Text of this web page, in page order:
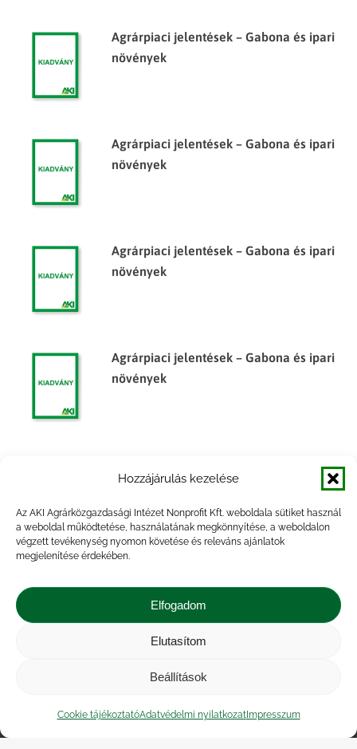
Hozzájárulás kezelése
Az AKI Agrárközgazdasági Intézet Nonprofit Kft. weboldala sütiket használ
a weboldal működtetése, használatának megkönnyítése, a weboldalon
végzett tevékenység nyomon követése és releváns ajánlatok
megjelenítése érdekében.
Elfogadom
Elutasítom
Beállítások
Cookie tájékoztatóAdatvédelmi nyilatkozatImpresszum
Agrárpiaci jelentések – Gabona és ipari
növények
Agrárpiaci jelentések – Gabona és ipari
növények
Agrárpiaci jelentések – Gabona és ipari
növények
Agrárpiaci jelentések – Gabona és ipari
növények
Agrárpiaci jelentések – Gabona és ipari
növények
növények
Közérdekű adatok
| Adatvédelmi nyilatkozat
|